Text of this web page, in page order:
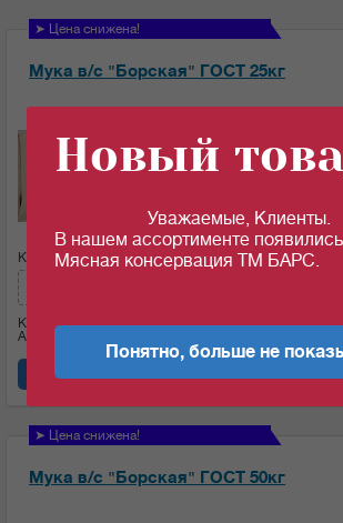
➤ Цена снижена!
Мука в/с "Борская" ГОСТ 25кг
28.25 c
Кол-во (меш.):
Кол-во (кг)25
Артикул: 09243
Сумма:
Добавить в корзину
➤ Цена снижена!
Мука в/с "Борская" ГОСТ 50кг
Новый
Уважаемые, Клиенты.
В нашем ассортименте
Мясная консервация ТМ
Понятно, больше не